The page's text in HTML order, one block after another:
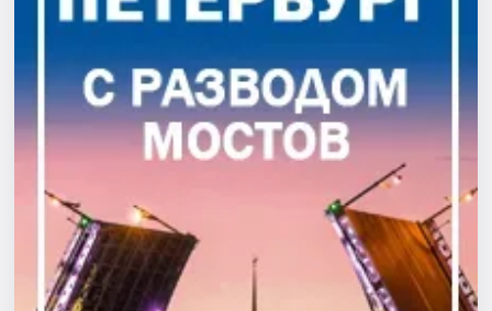
События
Площадки
Артисты